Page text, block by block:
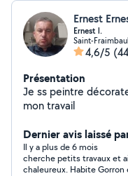
Ernest
Ernest l.
Saint-
4,6/5
Présentation
Je ss peintre
mon travail
Dernier avis laissé
Il y a plus de 6 mois
cherche petits travaux et
chaleureux. Habite Gorron